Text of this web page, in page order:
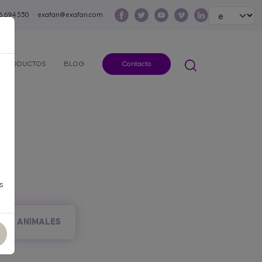
694 530 · exafan@exafan.com
PRODUCTOS BLOG Contacto
ANIMALES